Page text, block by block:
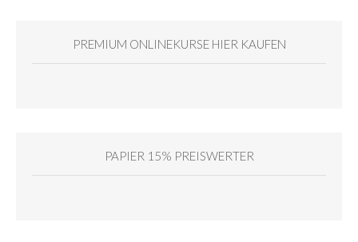
PREMIUM ONLINEKURSE HIER KAUFEN
PAPIER 15% PREISWERTER